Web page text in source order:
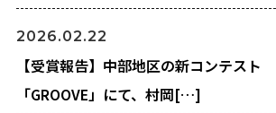
2026.02.22
【受賞報告】中部地区の新コンテスト
「GROOVE」にて、村岡[…]